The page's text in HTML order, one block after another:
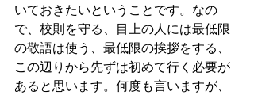
いておきたいということです。なの
で、校則を守る、目上の人には最低限
の敬語は使う、最低限の挨拶をする、
この辺りから先ずは初めて行く必要が
あると思います。何度も言いますが、